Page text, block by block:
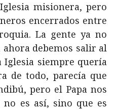
misionera, pero
encerrados entre
La gente ya no
debemos salir al
Iglesia siempre quería
de todo, parecía que
pero el Papa nos
no es así, sino que es